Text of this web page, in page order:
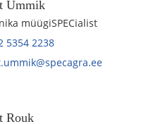
Ummik
müügiSPECialist
5354 2238
Rouk